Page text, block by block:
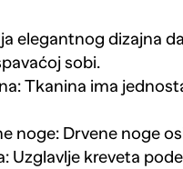
elegantnog dizajna
sobi.
Tkanina ima
noge: Drvene noge
Uzglavlje kreveta